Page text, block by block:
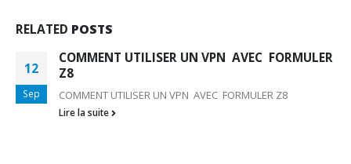
RELATED POSTS
12
Sep
COMMENT UTILISER UN VPN AVEC FORMULER
Z8
COMMENT UTILISER UN VPN AVEC FORMULER Z8
Lire la suite